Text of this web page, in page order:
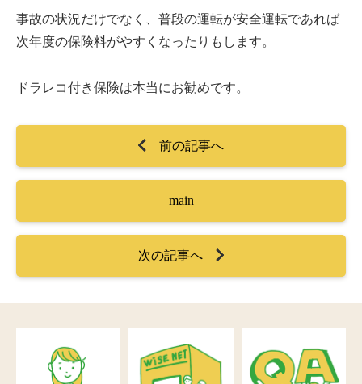
事故の状況だけでなく、普段の運転が安全運転であれば
次年度の保険料がやすくなったりもします。
ドラレコ付き保険は本当にお勧めです。
前の記事へ
main
次の記事へ